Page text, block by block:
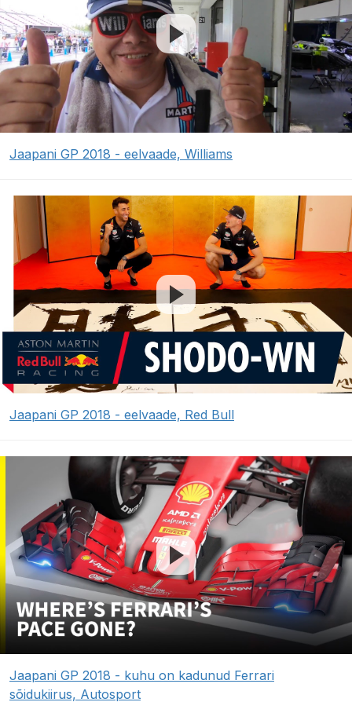
Jaapani GP 2018 - eelvaade, Williams
Jaapani GP 2018 - eelvaade, Red Bull
Jaapani GP 2018 - kuhu on kadunud Ferrari
sõidukiirus, Autosport